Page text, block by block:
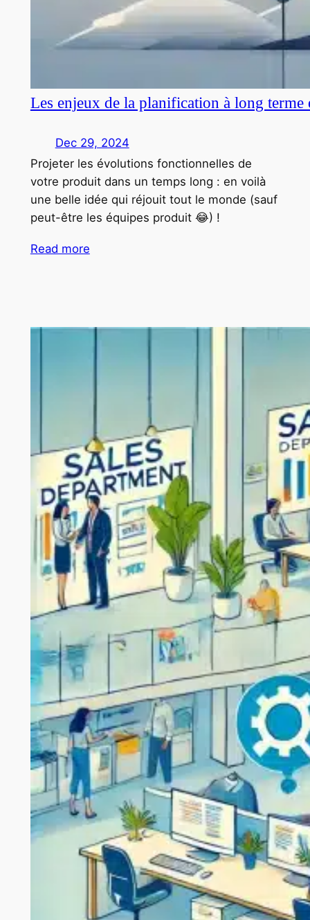
Les enjeux de la planification à long terme
Dec 29, 2024
Projeter les évolutions fonctionnelles de
votre produit dans un temps long : en voilà
une belle idée qui réjouit tout le monde (sauf
peut-être les équipes produit 😂) !
Read more